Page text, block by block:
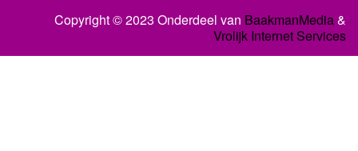
Copyright © 2023 Onderdeel van BaakmanMedia&
Vrolijk Internet Services